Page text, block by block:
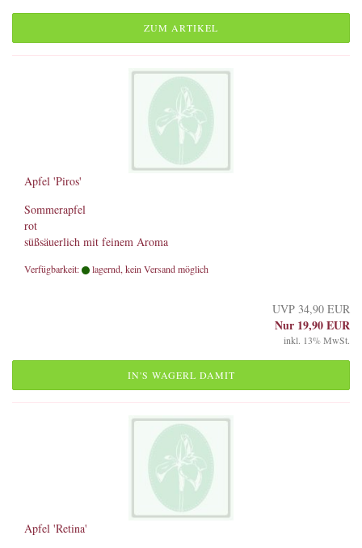
ZUM ARTIKEL
Apfel 'Piros'
Sommerapfel
rot
süßsäuerlich mit feinem Aroma
Verfügbarkeit: lagernd, kein Versand möglich
UVP 34,90 EUR
Nur 19,90 EUR
inkl. 13% MwSt.
IN'S WAGERL DAMIT
Apfel 'Retina'